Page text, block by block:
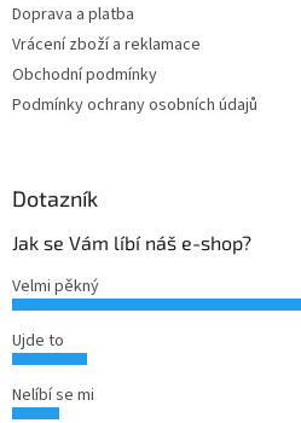
Doprava a platba
Vrácení zboží a reklamace
Obchodní podmínky
Podmínky ochrany osobních údajů
Dotazník
Jak se Vám líbí náš e-shop?
Velmi pěkný
Ujde to
Nelíbí se mi